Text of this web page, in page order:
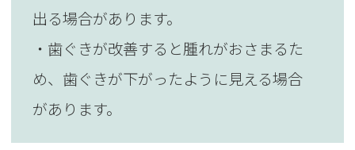
出る場合があります。
・歯ぐきが改善すると腫れがおさまるた
め、歯ぐきが下がったように見える場合
があります。